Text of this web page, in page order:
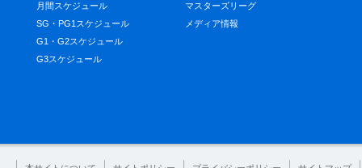
月間スケジュール
SG・PG1スケジュール
G1・G2スケジュール
G3スケジュール
マスターズリーグ
メディア情報